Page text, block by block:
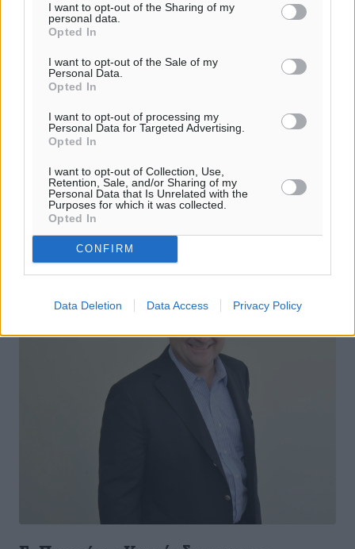
I want to opt-out of the Sharing of my
personal data.
Opted In
I want to opt-out of the Sale of my
Personal Data.
Opted In
I want to opt-out of processing my
Personal Data for Targeted Advertising.
Opted In
I want to opt-out of Collection, Use,
Retention, Sale, and/or Sharing of my
Personal Data that Is Unrelated with the
Purposes for which it was collected.
Opted In
CONFIRM
Data Deletion Data Access Privacy Policy
Υλοποίηση των αναπτυξιακών έργων
Δημ. Κρεμαστινός
καθηγητής Δημήτρης Κρεμαστινός για την έλλειψη
υποδομών στη Ρόδο, απάντησε σήμερα στην Ολομέλεια
της Βουλής ο Αναπληρωτής Υπουργός ...
24.01.14, 15:54